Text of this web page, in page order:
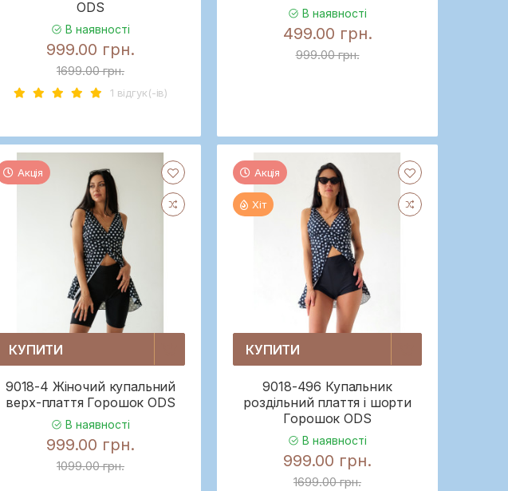
ODS
В наявності
999.00 грн.
1699.00 грн.
1 вiдгук(-iв)
В наявності
499.00 грн.
999.00 грн.
Акція
КУПИТИ
9018-4 Жіночий купальний
верх-плаття Горошок ODS
В наявності
999.00 грн.
1099.00 грн.
Акція
Хіт
КУПИТИ
9018-496 Купальник
роздільний плаття і шорти
Горошок ODS
В наявності
999.00 грн.
1699.00 грн.